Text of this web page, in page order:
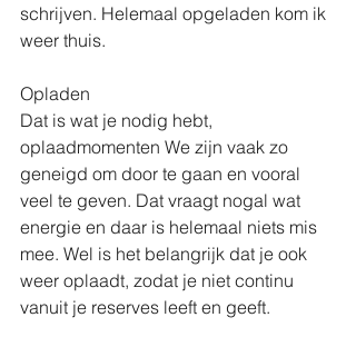
schrijven. Helemaal opgeladen kom ik
weer thuis.
Opladen
Dat is wat je nodig hebt,
oplaadmomenten We zijn vaak zo
geneigd om door te gaan en vooral
veel te geven. Dat vraagt nogal wat
energie en daar is helemaal niets mis
mee. Wel is het belangrijk dat je ook
weer oplaadt, zodat je niet continu
vanuit je reserves leeft en geeft.